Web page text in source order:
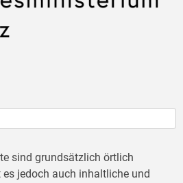
sind grundsätzlich örtlich
jedoch auch inhaltliche und